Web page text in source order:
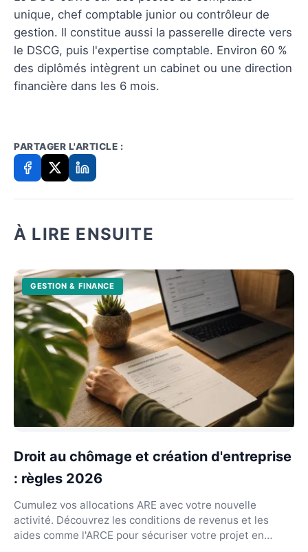
unique, chef comptable junior ou contrôleur de
gestion. Il constitue aussi la passerelle directe vers
le DSCG, puis l'expertise comptable. Environ 60 %
des diplômés intègrent un cabinet ou une direction
financière dans les 6 mois.
PARTAGER L'ARTICLE :
À LIRE ENSUITE
GESTION & FINANCE
Droit au chômage et création d'entreprise
: règles 2026
Cumulez vos allocations ARE avec votre nouvelle
activité. Découvrez les conditions de revenus et les
aides comme l'ARCE pour sécuriser votre projet en